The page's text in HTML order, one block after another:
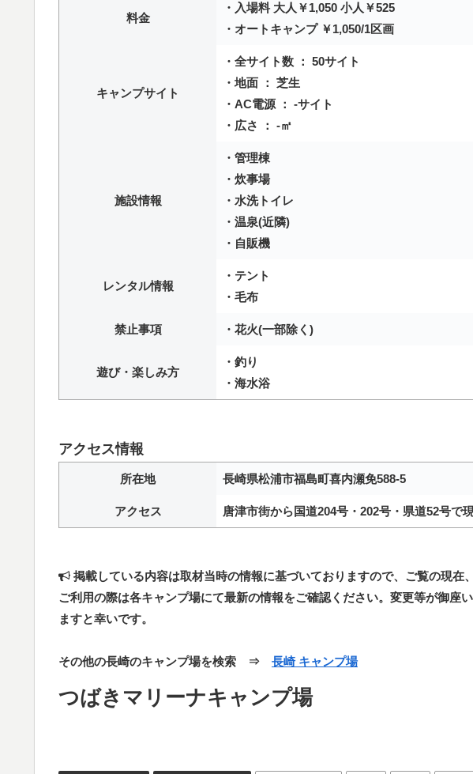
料金
・入場料 大人￥1,050 小人￥525
・オートキャンプ ￥1,050/1区画
キャンプサイト
・全サイト数 ： 50サイト
・地面 ： 芝生
・AC電源 ： -サイト
・広さ ： -㎡
施設情報
・管理棟
・炊事場
・水洗トイレ
・温泉(近隣)
・自販機
レンタル情報
・テント
・毛布
禁止事項 ・花火(一部除く)
遊び・楽しみ方
・釣り
・海水浴
アクセス情報
所在地 長崎県松浦市福島町喜内瀬免588-5
アクセス 唐津市街から国道204号・202号・県道52号で現
掲載している内容は取材当時の情報に基づいておりますので、ご覧の現在
ご利用の際は各キャンプ場にて最新の情報をご確認ください。変更等が御座
ますと幸いです。
その他の長崎のキャンプ場を検索 ⇒ 長崎 キャンプ場
つばきマリーナキャンプ場